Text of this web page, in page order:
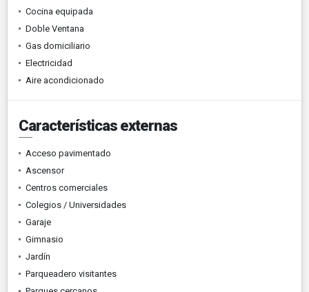
Cocina equipada
Doble Ventana
Gas domiciliario
Electricidad
Aire acondicionado
Características externas
Acceso pavimentado
Ascensor
Centros comerciales
Colegios / Universidades
Garaje
Gimnasio
Jardín
Parqueadero visitantes